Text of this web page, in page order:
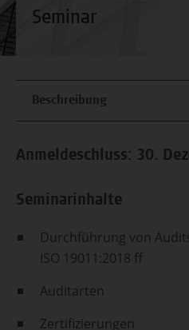
Seminar
Beschreibung
Anmeldeschluss: 30.
Seminarinhalte
Durchführung von
ISO 19011:2018 ff
Auditarten
Zertifizierungen